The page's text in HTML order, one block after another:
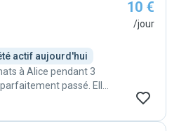
actif aujourd'hui
à Alice pendant 3
passé. Elle
à chaque visite, en
10 €
/jour